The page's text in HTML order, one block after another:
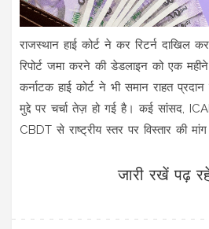
राजस्थान हाई कोर्ट ने कर रिटर्न दाखिल
रिपोर्ट जमा करने की डेडलाइन को एक
कर्नाटक हाई कोर्ट ने भी समान राहत
मुद्दे पर चर्चा तेज़ हो गई है। कई सांसद,
CBDT से राष्ट्रीय स्तर पर विस्तार की
जारी रखें पढ़